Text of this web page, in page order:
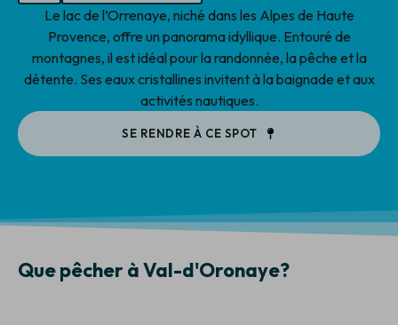
Le lac de l’Orrenaye, niché dans les Alpes de Haute
Provence, offre un panorama idyllique. Entouré de
montagnes, il est idéal pour la randonnée, la pêche et la
détente. Ses eaux cristallines invitent à la baignade et aux
activités nautiques.
SE RENDRE À CE SPOT
Que pêcher à Val-d'Oronaye?